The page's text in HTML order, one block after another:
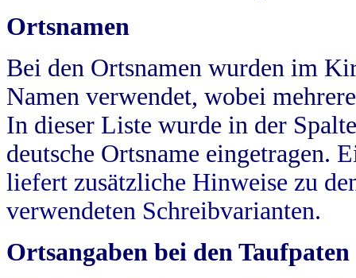
Ortsnamen
Bei den Ortsnamen wurden im
Namen verwendet, wobei
In dieser Liste wurde in der
deutsche Ortsname eingetragen.
liefert zusätzliche Hinweise zu
verwendeten Schreibvarianten.
Ortsangaben bei den Taufpaten